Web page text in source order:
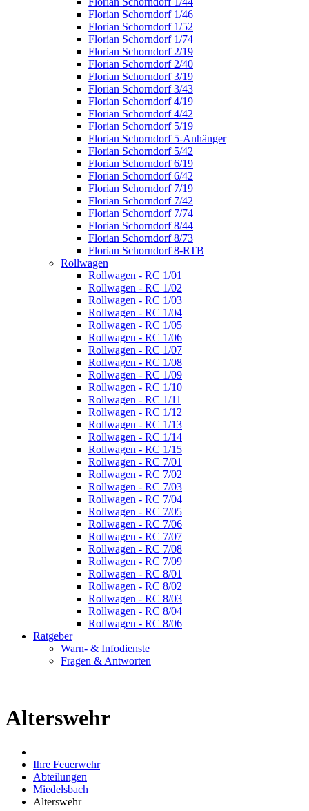
Florian Schorndorf 1/46
Florian Schorndorf 1/52
Florian Schorndorf 1/74
Florian Schorndorf 2/19
Florian Schorndorf 2/40
Florian Schorndorf 3/19
Florian Schorndorf 3/43
Florian Schorndorf 4/19
Florian Schorndorf 4/42
Florian Schorndorf 5/19
Florian Schorndorf 5-Anhänger
Florian Schorndorf 5/42
Florian Schorndorf 6/19
Florian Schorndorf 6/42
Florian Schorndorf 7/19
Florian Schorndorf 7/42
Florian Schorndorf 7/74
Florian Schorndorf 8/44
Florian Schorndorf 8/73
Florian Schorndorf 8-RTB
Rollwagen
Rollwagen - RC 1/01
Rollwagen - RC 1/02
Rollwagen - RC 1/03
Rollwagen - RC 1/04
Rollwagen - RC 1/05
Rollwagen - RC 1/06
Rollwagen - RC 1/07
Rollwagen - RC 1/08
Rollwagen - RC 1/09
Rollwagen - RC 1/10
Rollwagen - RC 1/11
Rollwagen - RC 1/12
Rollwagen - RC 1/13
Rollwagen - RC 1/14
Rollwagen - RC 1/15
Rollwagen - RC 7/01
Rollwagen - RC 7/02
Rollwagen - RC 7/03
Rollwagen - RC 7/04
Rollwagen - RC 7/05
Rollwagen - RC 7/06
Rollwagen - RC 7/07
Rollwagen - RC 7/08
Rollwagen - RC 7/09
Rollwagen - RC 8/01
Rollwagen - RC 8/02
Rollwagen - RC 8/03
Rollwagen - RC 8/04
Rollwagen - RC 8/06
Ratgeber
Warn- & Infodienste
Fragen & Antworten
Alterswehr
Ihre Feuerwehr
Abteilungen
Miedelsbach
Alterswehr